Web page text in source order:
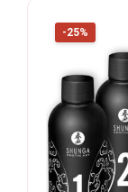
-25%